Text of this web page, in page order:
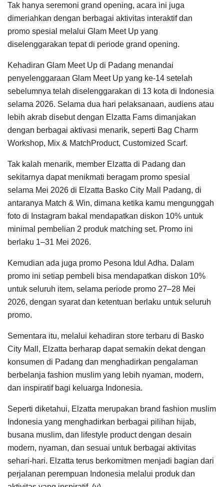
Tak hanya seremoni grand opening, acara ini juga
dimeriahkan dengan berbagai aktivitas interaktif dan
promo spesial melalui Glam Meet Up yang
diselenggarakan tepat di periode grand opening.
Kehadiran Glam Meet Up di Padang menandai
penyelenggaraan Glam Meet Up yang ke-14 setelah
sebelumnya telah diselenggarakan di 13 kota di Indonesia
selama 2026. Selama dua hari pelaksanaan, audiens atau
lebih akrab disebut dengan Elzatta Fams dimanjakan
dengan berbagai aktivasi menarik, seperti Bag Charm
Workshop, Mix & MatchProduct, Customized Scarf.
Tak kalah menarik, member Elzatta di Padang dan
sekitarnya dapat menikmati beragam promo spesial
selama Mei 2026 di Elzatta Basko City Mall Padang, di
antaranya Match & Win, dimana ketika kamu mengunggah
foto di Instagram bakal mendapatkan diskon 10% untuk
minimal pembelian 2 produk matching set. Promo ini
berlaku 1–31 Mei 2026.
Kemudian ada juga promo Pesona Idul Adha. Dalam
promo ini setiap pembeli bisa mendapatkan diskon 10%
untuk seluruh item, selama periode promo 27–28 Mei
2026, dengan syarat dan ketentuan berlaku untuk seluruh
promo.
Sementara itu, melalui kehadiran store terbaru di Basko
City Mall, Elzatta berharap dapat semakin dekat dengan
konsumen di Padang dan menghadirkan pengalaman
berbelanja fashion muslim yang lebih nyaman, modern,
dan inspiratif bagi keluarga Indonesia.
Seperti diketahui, Elzatta merupakan brand fashion muslim
Indonesia yang menghadirkan berbagai pilihan hijab,
busana muslim, dan lifestyle product dengan desain
modern, nyaman, dan sesuai untuk berbagai aktivitas
sehari-hari. Elzatta terus berkomitmen menjadi bagian dari
perjalanan perempuan Indonesia melalui produk dan